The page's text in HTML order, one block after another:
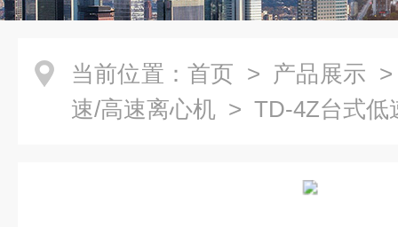
当前位置： 首页 > 产品展示
速/高速离心机 > TD-4Z台式低